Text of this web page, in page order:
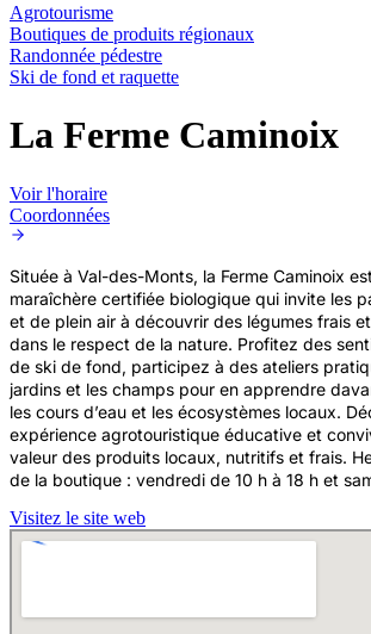
Agrotourisme
Boutiques de produits régionaux
Randonnée pédestre
Ski de fond et raquette
La Ferme Caminoix
Voir l'horaire
Coordonnées
Située à Val-des-Monts, la Ferme Caminoix
maraîchère certifiée biologique qui invite les
et de plein air à découvrir des légumes frais
dans le respect de la nature. Profitez des
de ski de fond, participez à des ateliers
jardins et les champs pour en apprendre
les cours d’eau et les écosystèmes locaux.
expérience agrotouristique éducative et
valeur des produits locaux, nutritifs et frais.
de la boutique : vendredi de 10 h à 18 h et
Visitez le site web